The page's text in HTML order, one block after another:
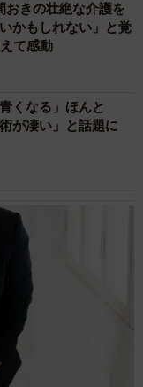
おきの壮絶な介護を
かもしれない」と覚
て感動
くなる」ほんと
が凄い」と話題に